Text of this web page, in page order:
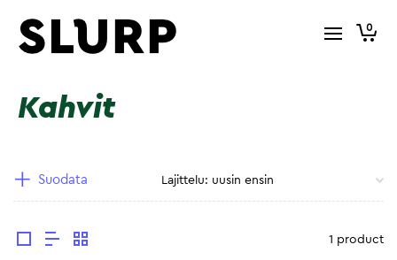
0
Kahvit
Suodata
1 product